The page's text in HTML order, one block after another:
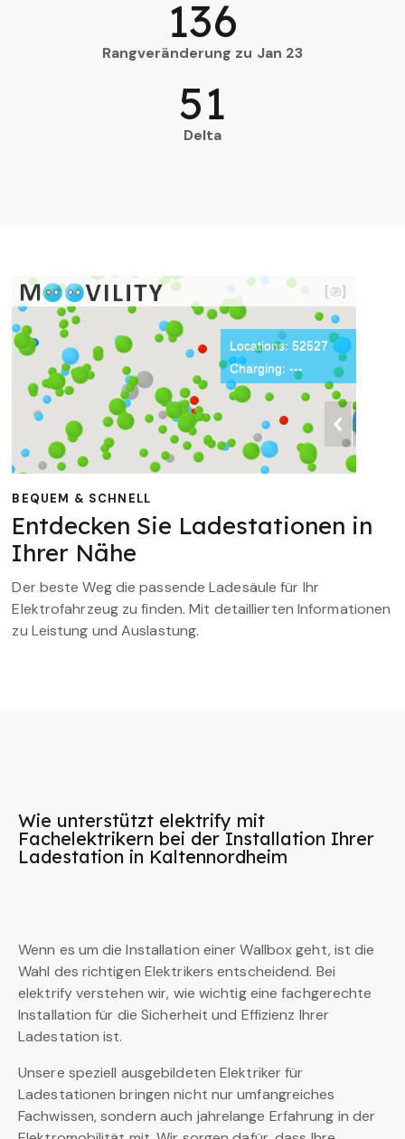
Rangveränderung zu Jan 23
136
Delta
51
BEQUEM & SCHNELL
Entdecken Sie Ladestationen in
Ihrer Nähe
Der beste Weg die passende Ladesäule für Ihr
Elektrofahrzeug zu finden. Mit detaillierten Informationen
zu Leistung und Auslastung.
Wie unterstützt elektrify mit
Fachelektrikern bei der Installation Ihrer
Ladestation in Kaltennordheim
Wenn es um die Installation einer Wallbox geht, ist die
Wahl des richtigen Elektrikers entscheidend. Bei
elektrify verstehen wir, wie wichtig eine fachgerechte
Installation für die Sicherheit und Effizienz Ihrer
Ladestation ist.
Unsere speziell ausgebildeten Elektriker für
Ladestationen bringen nicht nur umfangreiches
Fachwissen, sondern auch jahrelange Erfahrung in der